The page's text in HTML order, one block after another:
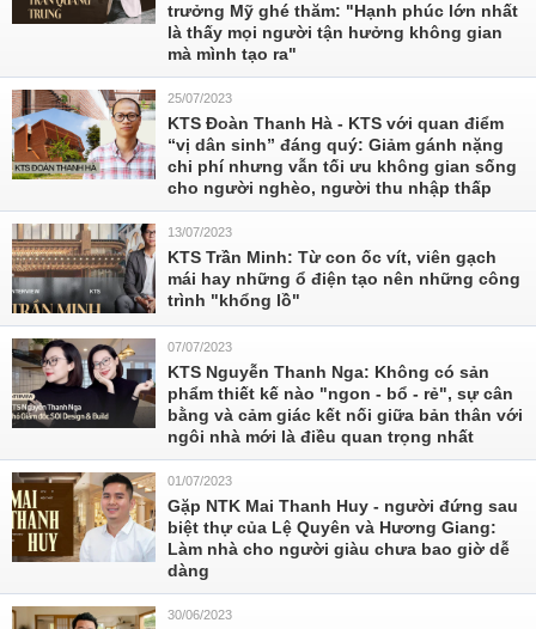
trưởng Mỹ ghé thăm: "Hạnh phúc lớn nhất
là thấy mọi người tận hưởng không gian
mà mình tạo ra"
25/07/2023
KTS Đoàn Thanh Hà - KTS với quan điểm
“vị dân sinh” đáng quý: Giảm gánh nặng
chi phí nhưng vẫn tối ưu không gian sống
cho người nghèo, người thu nhập thấp
13/07/2023
KTS Trần Minh: Từ con ốc vít, viên gạch
mái hay những ổ điện tạo nên những công
trình "khổng lồ"
07/07/2023
KTS Nguyễn Thanh Nga: Không có sản
phẩm thiết kế nào "ngon - bổ - rẻ", sự cân
bằng và cảm giác kết nối giữa bản thân với
ngôi nhà mới là điều quan trọng nhất
01/07/2023
Gặp NTK Mai Thanh Huy - người đứng sau
biệt thự của Lệ Quyên và Hương Giang:
Làm nhà cho người giàu chưa bao giờ dễ
dàng
30/06/2023